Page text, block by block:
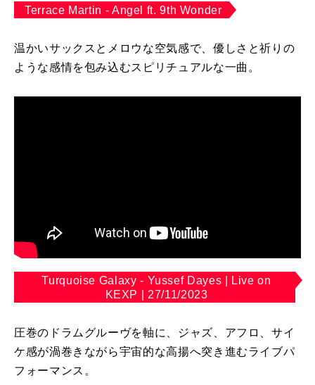
Terrace Martin - Angel ft. 9th Wonder
温かいサックスとメロウな空気感で、優しさと祈りの
ような感情を包み込むスピリチュアルな一曲。
Turquoise Galaxy - Yussef Dayes | Live on
KEXP | 27/11/2023
圧巻のドラムグルーヴを軸に、ジャズ、アフロ、サイ
ケ感が渦巻きながら宇宙的な高揚へ突き進むライブパ
フォーマンス。